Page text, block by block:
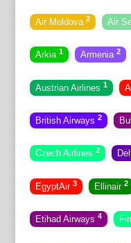
Air Moldova 2 Air
Arkia 1 Armenia 2
Austrian Airlines 1
British Airways 2
Czech Airlines 2
EgyptAir 3 Ellinair 2
Etihad Airways 4